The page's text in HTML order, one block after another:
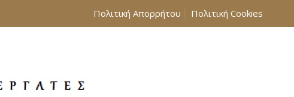
Πολιτική Απορρήτου Πολιτική Cookies